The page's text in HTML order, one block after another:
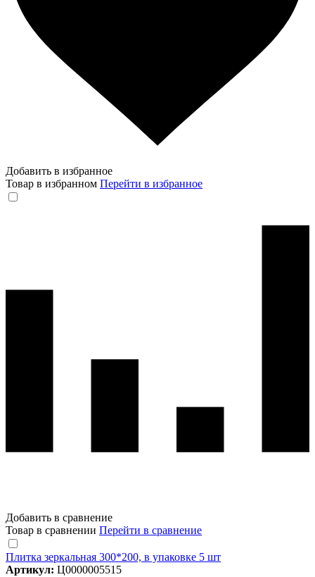
Добавить в избранное
Товар в избранном Перейти в избранное
Добавить в сравнение
Товар в сравнении Перейти в сравнение
Плитка зеркальная 300*200, в упаковке 5 шт
Артикул: Ц0000005515